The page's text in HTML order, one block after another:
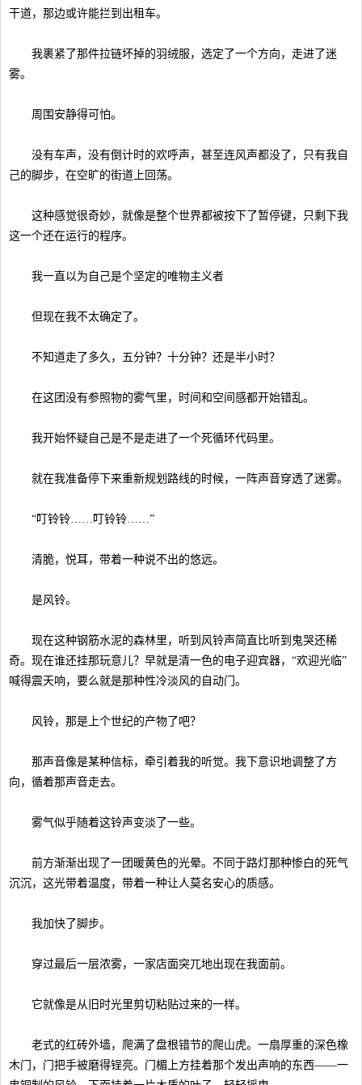
干道，那边或许能拦到出租车。
我裹紧了那件拉链坏掉的羽绒服，选定了一个方向，走进了迷
雾。
周围安静得可怕。
没有车声，没有倒计时的欢呼声，甚至连风声都没了，只有我自
己的脚步，在空旷的街道上回荡。
这种感觉很奇妙，就像是整个世界都被按下了暂停键，只剩下我
这一个还在运行的程序。
我一直以为自己是个坚定的唯物主义者
但现在我不太确定了。
不知道走了多久，五分钟？十分钟？还是半小时？
在这团没有参照物的雾气里，时间和空间感都开始错乱。
我开始怀疑自己是不是走进了一个死循环代码里。
就在我准备停下来重新规划路线的时候，一阵声音穿透了迷雾。
“叮铃铃……叮铃铃……”
清脆，悦耳，带着一种说不出的悠远。
是风铃。
现在这种钢筋水泥的森林里，听到风铃声简直比听到鬼哭还稀
奇。现在谁还挂那玩意儿？早就是清一色的电子迎宾器，“欢迎光临”
喊得震天响，要么就是那种性冷淡风的自动门。
风铃，那是上个世纪的产物了吧？
那声音像是某种信标，牵引着我的听觉。我下意识地调整了方
向，循着那声音走去。
雾气似乎随着这铃声变淡了一些。
前方渐渐出现了一团暖黄色的光晕。不同于路灯那种惨白的死气
沉沉，这光带着温度，带着一种让人莫名安心的质感。
我加快了脚步。
穿过最后一层浓雾，一家店面突兀地出现在我面前。
它就像是从旧时光里剪切粘贴过来的一样。
老式的红砖外墙，爬满了盘根错节的爬山虎。一扇厚重的深色橡
木门，门把手被磨得锃亮。门楣上方挂着那个发出声响的东西——一